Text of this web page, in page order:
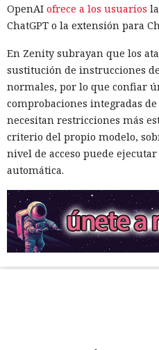
OpenAI ofrece a los usuarios
ChatGPT o la extensión para
En Zenity subrayan que los
sustitución de instrucciones
normales, por lo que confiar
comprobaciones integradas
necesitan restricciones más
criterio del propio modelo,
nivel de acceso puede
automática.